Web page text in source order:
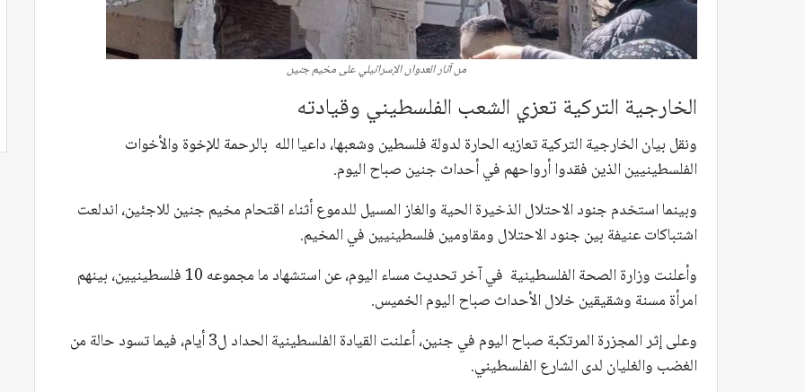
من آثار العدوان الإسرائيلي على مخيم جنين
الخارجية التركية تعزي الشعب الفلسطيني وقيادته
ونقل بيان الخارجية التركية تعازيه الحارة لدولة فلسطين وشعبها، داعيا الله بالرحمة للإخوة والأخوات
الفلسطينيين الذين فقدوا أرواحهم في أحداث جنين صباح اليوم.
وبينما استخدم جنود الاحتلال الذخيرة الحية والغاز المسيل للدموع أثناء اقتحام مخيم جنين للاجئين، اندلعت
اشتباكات عنيفة بين جنود الاحتلال ومقاومين فلسطينيين في المخيم.
وأعلنت وزارة الصحة الفلسطينية في آخر تحديث مساء اليوم، عن استشهاد ما مجموعه 10 فلسطينيين، بينهم
امرأة مسنة وشقيقين خلال الأحداث صباح اليوم الخميس.
وعلى إثر المجزرة المرتكبة صباح اليوم في جنين، أعلنت القيادة الفلسطينية الحداد ل3 أيام، فيما تسود حالة من
الغضب والغليان لدى الشارع الفلسطيني.